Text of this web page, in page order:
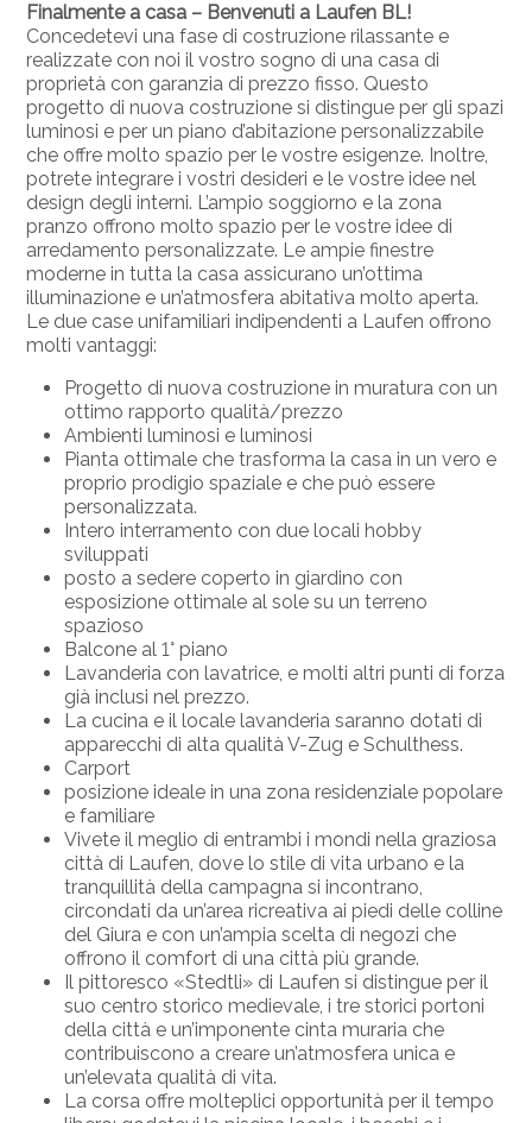
Finalmente a casa – Benvenuti a Laufen BL!
Concedetevi una fase di costruzione rilassante e
realizzate con noi il vostro sogno di una casa di
proprietà con garanzia di prezzo fisso. Questo
progetto di nuova costruzione si distingue per gli spazi
luminosi e per un piano d’abitazione personalizzabile
che offre molto spazio per le vostre esigenze. Inoltre,
potrete integrare i vostri desideri e le vostre idee nel
design degli interni. L’ampio soggiorno e la zona
pranzo offrono molto spazio per le vostre idee di
arredamento personalizzate. Le ampie finestre
moderne in tutta la casa assicurano un’ottima
illuminazione e un’atmosfera abitativa molto aperta.
Le due case unifamiliari indipendenti a Laufen offrono
molti vantaggi:
Progetto di nuova costruzione in muratura con un
ottimo rapporto qualità/prezzo
Ambienti luminosi e luminosi
Pianta ottimale che trasforma la casa in un vero e
proprio prodigio spaziale e che può essere
personalizzata.
Intero interramento con due locali hobby
sviluppati
posto a sedere coperto in giardino con
esposizione ottimale al sole su un terreno
spazioso
Balcone al 1° piano
Lavanderia con lavatrice, e molti altri punti di forza
già inclusi nel prezzo.
La cucina e il locale lavanderia saranno dotati di
apparecchi di alta qualità V-Zug e Schulthess.
Carport
posizione ideale in una zona residenziale popolare
e familiare
Vivete il meglio di entrambi i mondi nella graziosa
città di Laufen, dove lo stile di vita urbano e la
tranquillità della campagna si incontrano,
circondati da un’area ricreativa ai piedi delle colline
del Giura e con un’ampia scelta di negozi che
offrono il comfort di una città più grande.
Il pittoresco «Stedtli» di Laufen si distingue per il
suo centro storico medievale, i tre storici portoni
della città e un’imponente cinta muraria che
contribuiscono a creare un’atmosfera unica e
un’elevata qualità di vita.
La corsa offre molteplici opportunità per il tempo